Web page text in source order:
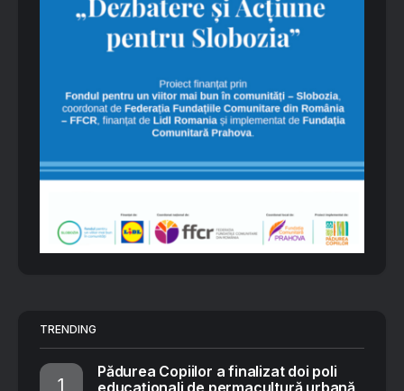
TRENDING
Pădurea Copiilor a finalizat doi poli